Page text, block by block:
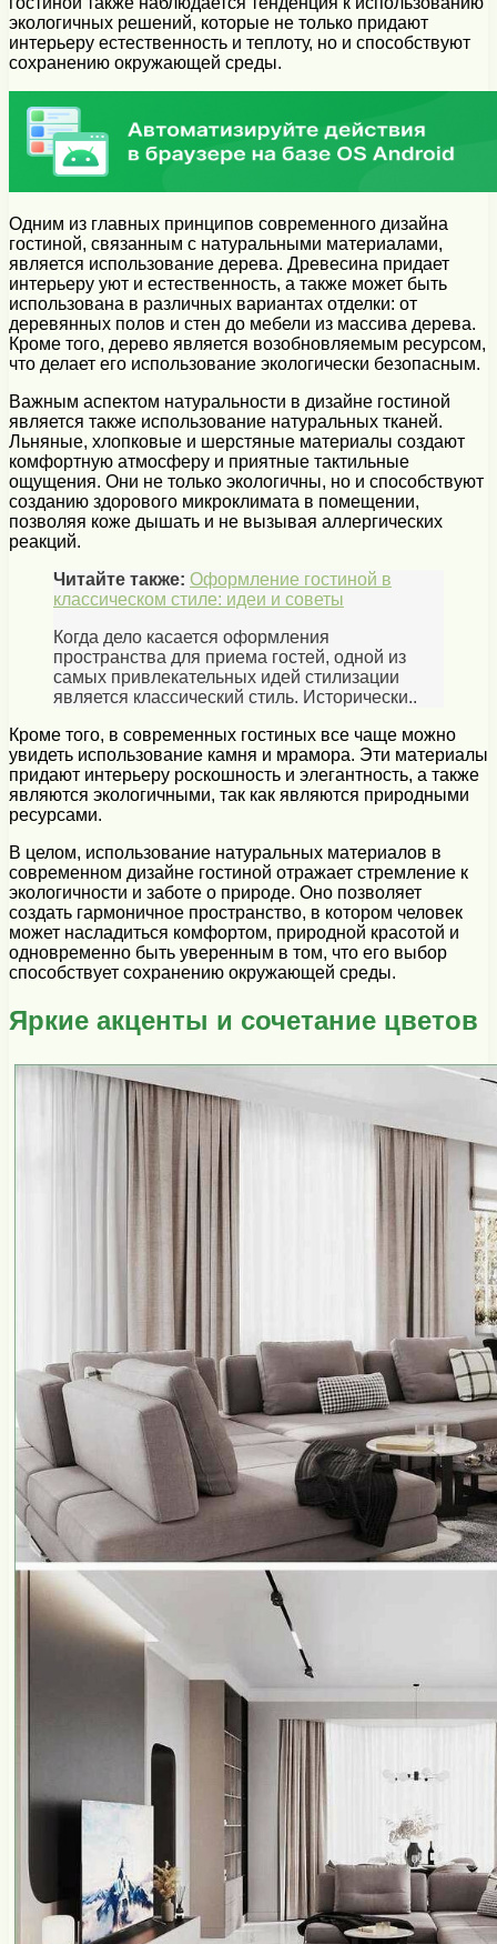
экологичных решений, которые не только придают
интерьеру естественность и теплоту, но и способствуют
сохранению окружающей среды.
Одним из главных принципов современного дизайна
гостиной, связанным с натуральными материалами,
является использование дерева. Древесина придает
интерьеру уют и естественность, а также может быть
использована в различных вариантах отделки: от
деревянных полов и стен до мебели из массива дерева.
Кроме того, дерево является возобновляемым ресурсом,
что делает его использование экологически безопасным.
Важным аспектом натуральности в дизайне гостиной
является также использование натуральных тканей.
Льняные, хлопковые и шерстяные материалы создают
комфортную атмосферу и приятные тактильные
ощущения. Они не только экологичны, но и способствуют
созданию здорового микроклимата в помещении,
позволяя коже дышать и не вызывая аллергических
реакций.
Читайте также: Оформление гостиной в
классическом стиле: идеи и советы
Когда дело касается оформления
пространства для приема гостей, одной из
самых привлекательных идей стилизации
является классический стиль. Исторически..
Кроме того, в современных гостиных все чаще можно
увидеть использование камня и мрамора. Эти материалы
придают интерьеру роскошность и элегантность, а также
являются экологичными, так как являются природными
ресурсами.
В целом, использование натуральных материалов в
современном дизайне гостиной отражает стремление к
экологичности и заботе о природе. Оно позволяет
создать гармоничное пространство, в котором человек
может насладиться комфортом, природной красотой и
одновременно быть уверенным в том, что его выбор
способствует сохранению окружающей среды.
Яркие акценты и сочетание цветов